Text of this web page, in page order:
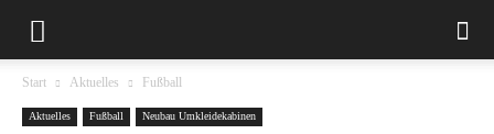
Start Aktuelles Fußball
Aktuelles Fußball Neubau Umkleidekabinen